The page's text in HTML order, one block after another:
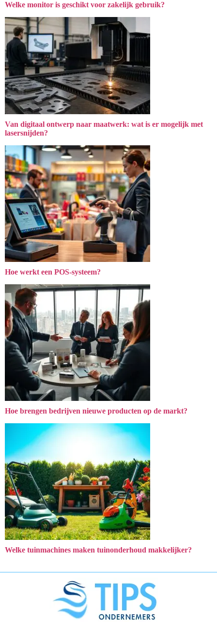
Welke monitor is geschikt voor zakelijk gebruik?
Van digitaal ontwerp naar maatwerk: wat is er mogelijk met
lasersnijden?
Hoe werkt een POS-systeem?
Hoe brengen bedrijven nieuwe producten op de markt?
Welke tuinmachines maken tuinonderhoud makkelijker?